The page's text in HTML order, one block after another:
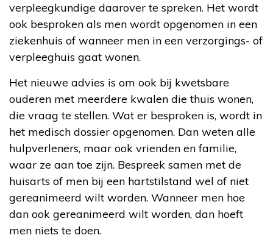
verpleegkundige daarover te spreken. Het wordt
ook besproken als men wordt opgenomen in een
ziekenhuis of wanneer men in een verzorgings- of
verpleeghuis gaat wonen.
Het nieuwe advies is om ook bij kwetsbare
ouderen met meerdere kwalen die thuis wonen,
die vraag te stellen. Wat er besproken is, wordt in
het medisch dossier opgenomen. Dan weten alle
hulpverleners, maar ook vrienden en familie,
waar ze aan toe zijn. Bespreek samen met de
huisarts of men bij een hartstilstand wel of niet
gereanimeerd wilt worden. Wanneer men hoe
dan ook gereanimeerd wilt worden, dan hoeft
men niets te doen.